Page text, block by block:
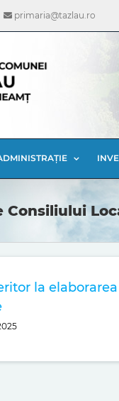
primaria@tazlau.ro
Consiliului
la